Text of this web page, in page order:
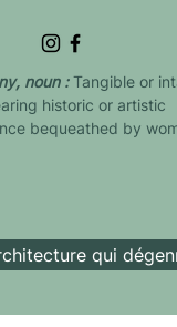
noun :Tangible or
historic or artistic
bequeathed by
qui